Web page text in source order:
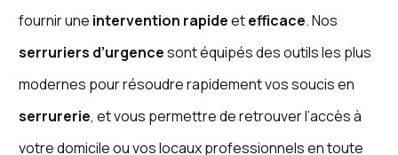
fournir une intervention rapideetefficace. Nos
serruriers d’urgencesont équipés des outils les plus
modernes pour résoudre rapidement vos soucis en
serrurerie, et vous permettre de retrouver l’accès à
votre domicile ou vos locaux professionnels en toute